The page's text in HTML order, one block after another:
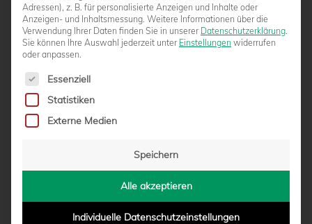
CARSTEN NULLE WIRD NEUER
ADLERTRÄGERN
vonMarcel Weskamp|19.06.2015 - 14:51
Adressen), z. B. für personalisierte Anzeigen und Inhalte oder
Anzeigen- und Inhaltsmessung. Weitere Informationen über die
Verwendung Ihrer Daten finden Sie in unserer Datenschutzerklärung.
Sie können Ihre Auswahl jederzeit unter Einstellungen widerrufen
oder anpassen.
Es folgt eine Liste der Service-Gruppen, für die eine
Essenziell
Statistiken
Externe Medien
Speichern
Alle akzeptieren
Individuelle Datenschutzeinstellungen